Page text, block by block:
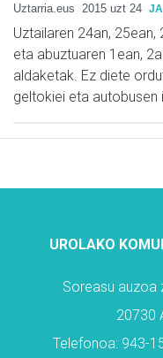
Uztarria.eus 2015 uzt 24
Uztailaren 24an, 25ean,
eta abuztuaren 1ean,
aldaketak. Ez diete
geltokiei eta autobusen
UROLAKO
Soreasu auzoa
20730
Telefonoa: 943-